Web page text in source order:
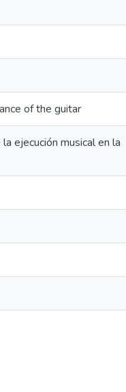
of the guitar
ejecución musical en la